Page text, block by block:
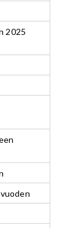
2025